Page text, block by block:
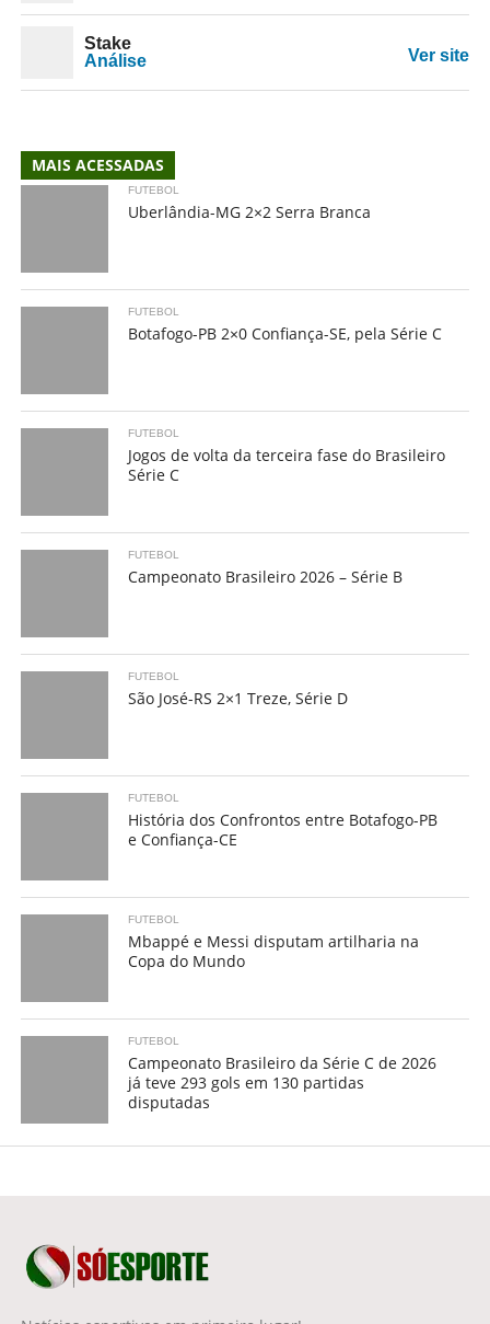
Stake
Análise
Ver site
MAIS ACESSADAS
FUTEBOL
Uberlândia-MG 2×2 Serra Branca
FUTEBOL
Botafogo-PB 2×0 Confiança-SE, pela Série C
FUTEBOL
Jogos de volta da terceira fase do Brasileiro
Série C
FUTEBOL
Campeonato Brasileiro 2026 – Série B
FUTEBOL
São José-RS 2×1 Treze, Série D
FUTEBOL
História dos Confrontos entre Botafogo-PB
e Confiança-CE
FUTEBOL
Mbappé e Messi disputam artilharia na
Copa do Mundo
FUTEBOL
Campeonato Brasileiro da Série C de 2026
já teve 293 gols em 130 partidas
disputadas